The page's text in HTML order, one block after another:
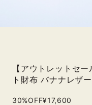
【アウトレットセ
ト財布 バナナレザ
30%OFF¥17,600